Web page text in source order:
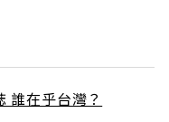
誰在乎台灣？